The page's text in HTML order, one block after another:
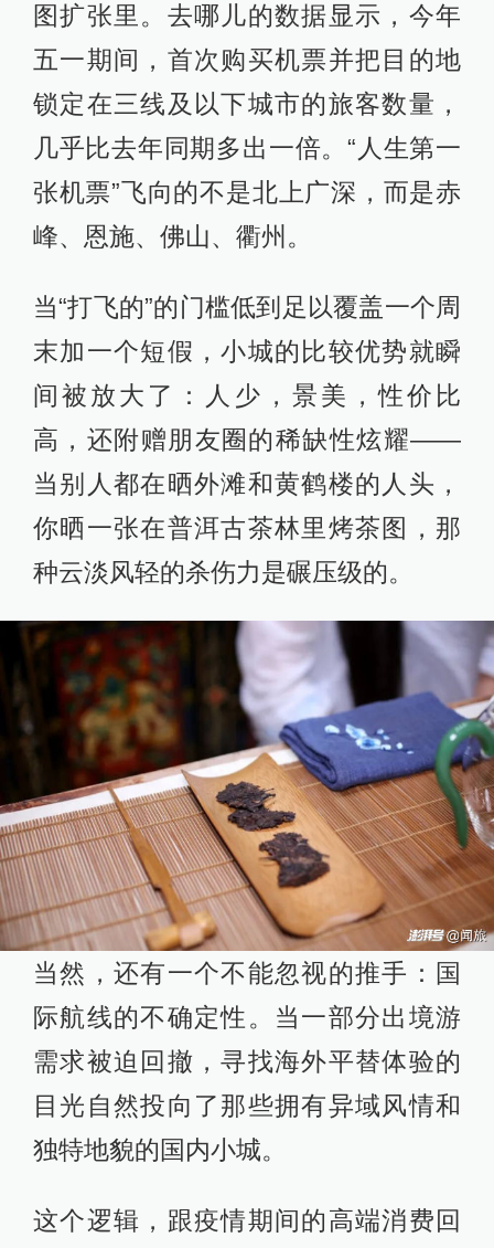
图扩张里。去哪儿的数据显示，今年
五一期间，首次购买机票并把目的地
锁定在三线及以下城市的旅客数量，
几乎比去年同期多出一倍。“人生第一
张机票”飞向的不是北上广深，而是赤
峰、恩施、佛山、衢州。
当“打飞的”的门槛低到足以覆盖一个周
末加一个短假，小城的比较优势就瞬
间被放大了：人少，景美，性价比
高，还附赠朋友圈的稀缺性炫耀——
当别人都在晒外滩和黄鹤楼的人头，
你晒一张在普洱古茶林里烤茶图，那
种云淡风轻的杀伤力是碾压级的。
当然，还有一个不能忽视的推手：国
际航线的不确定性。当一部分出境游
需求被迫回撤，寻找海外平替体验的
目光自然投向了那些拥有异域风情和
独特地貌的国内小城。
这个逻辑，跟疫情期间的高端消费回